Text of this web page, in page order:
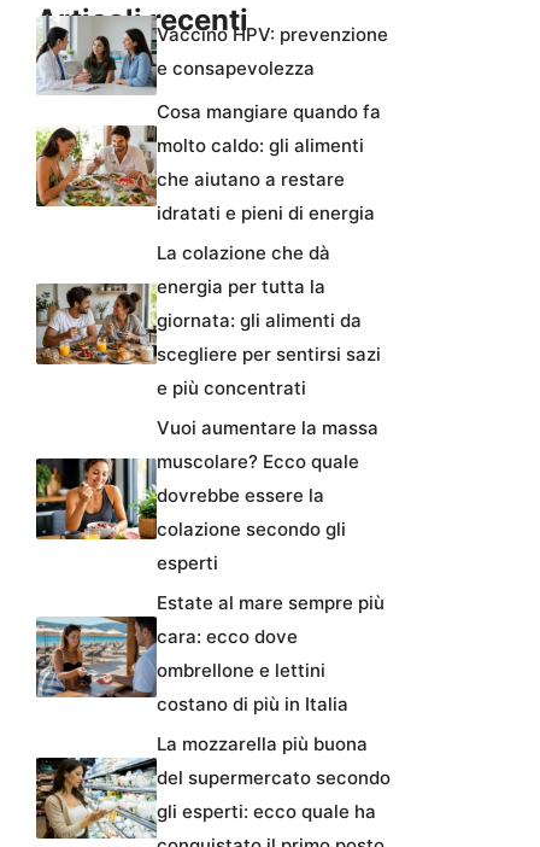
Articoli recentiVaccino HPV: prevenzione
e consapevolezza
Cosa mangiare quando fa
molto caldo: gli alimenti
che aiutano a restare
idratati e pieni di energia
La colazione che dà
energia per tutta la
giornata: gli alimenti da
scegliere per sentirsi sazi
e più concentrati
Vuoi aumentare la massa
muscolare? Ecco quale
dovrebbe essere la
colazione secondo gli
esperti
Estate al mare sempre più
cara: ecco dove
ombrellone e lettini
costano di più in Italia
La mozzarella più buona
del supermercato secondo
gli esperti: ecco quale ha